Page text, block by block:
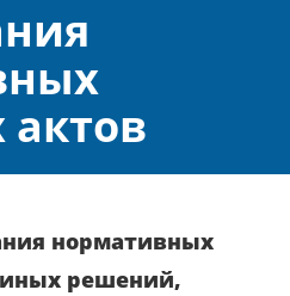
нормативных
решений,